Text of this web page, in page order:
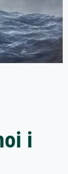
i